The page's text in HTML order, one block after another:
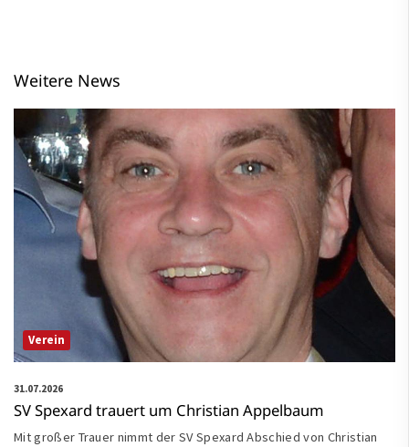
Weitere News
Verein
31.07.2026
SV Spexard trauert um Christian Appelbaum
Mit großer Trauer nimmt der SV Spexard Abschied von Christian